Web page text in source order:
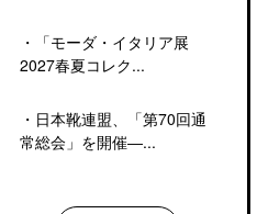
・
「モーダ・イタリア展
2027春夏コレク...
・ 日本靴連盟、「第70回通
常総会」を開催―...